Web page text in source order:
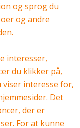
og sprog du
og andre
interesser,
du klikker på,
interesse for,
Det
der er
For at kunne